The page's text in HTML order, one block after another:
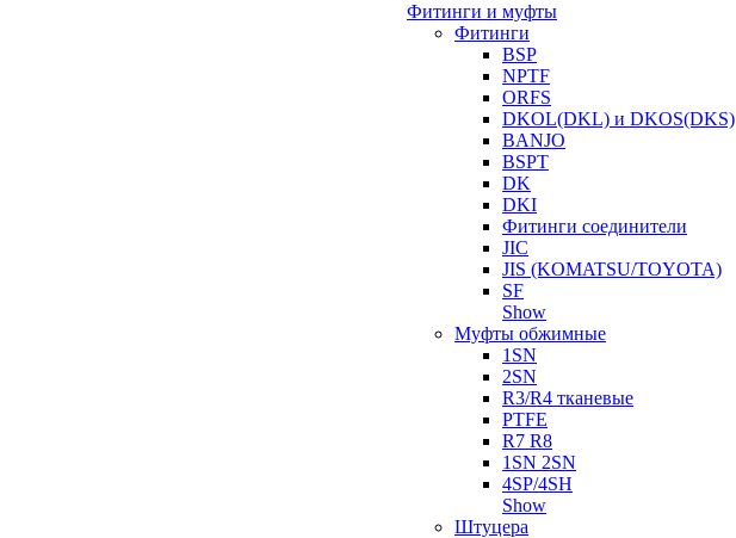
Фитинги и муфты
Фитинги
BSP
NPTF
ORFS
DKOL(DKL) и DKOS(DKS)
BANJO
BSPT
DK
DKI
Фитинги соединители
JIC
JIS (KOMATSU/TOYOTA)
SF
Show
Муфты обжимные
1SN
2SN
R3/R4 тканевые
PTFE
R7 R8
1SN 2SN
4SP/4SH
Show
Штуцера